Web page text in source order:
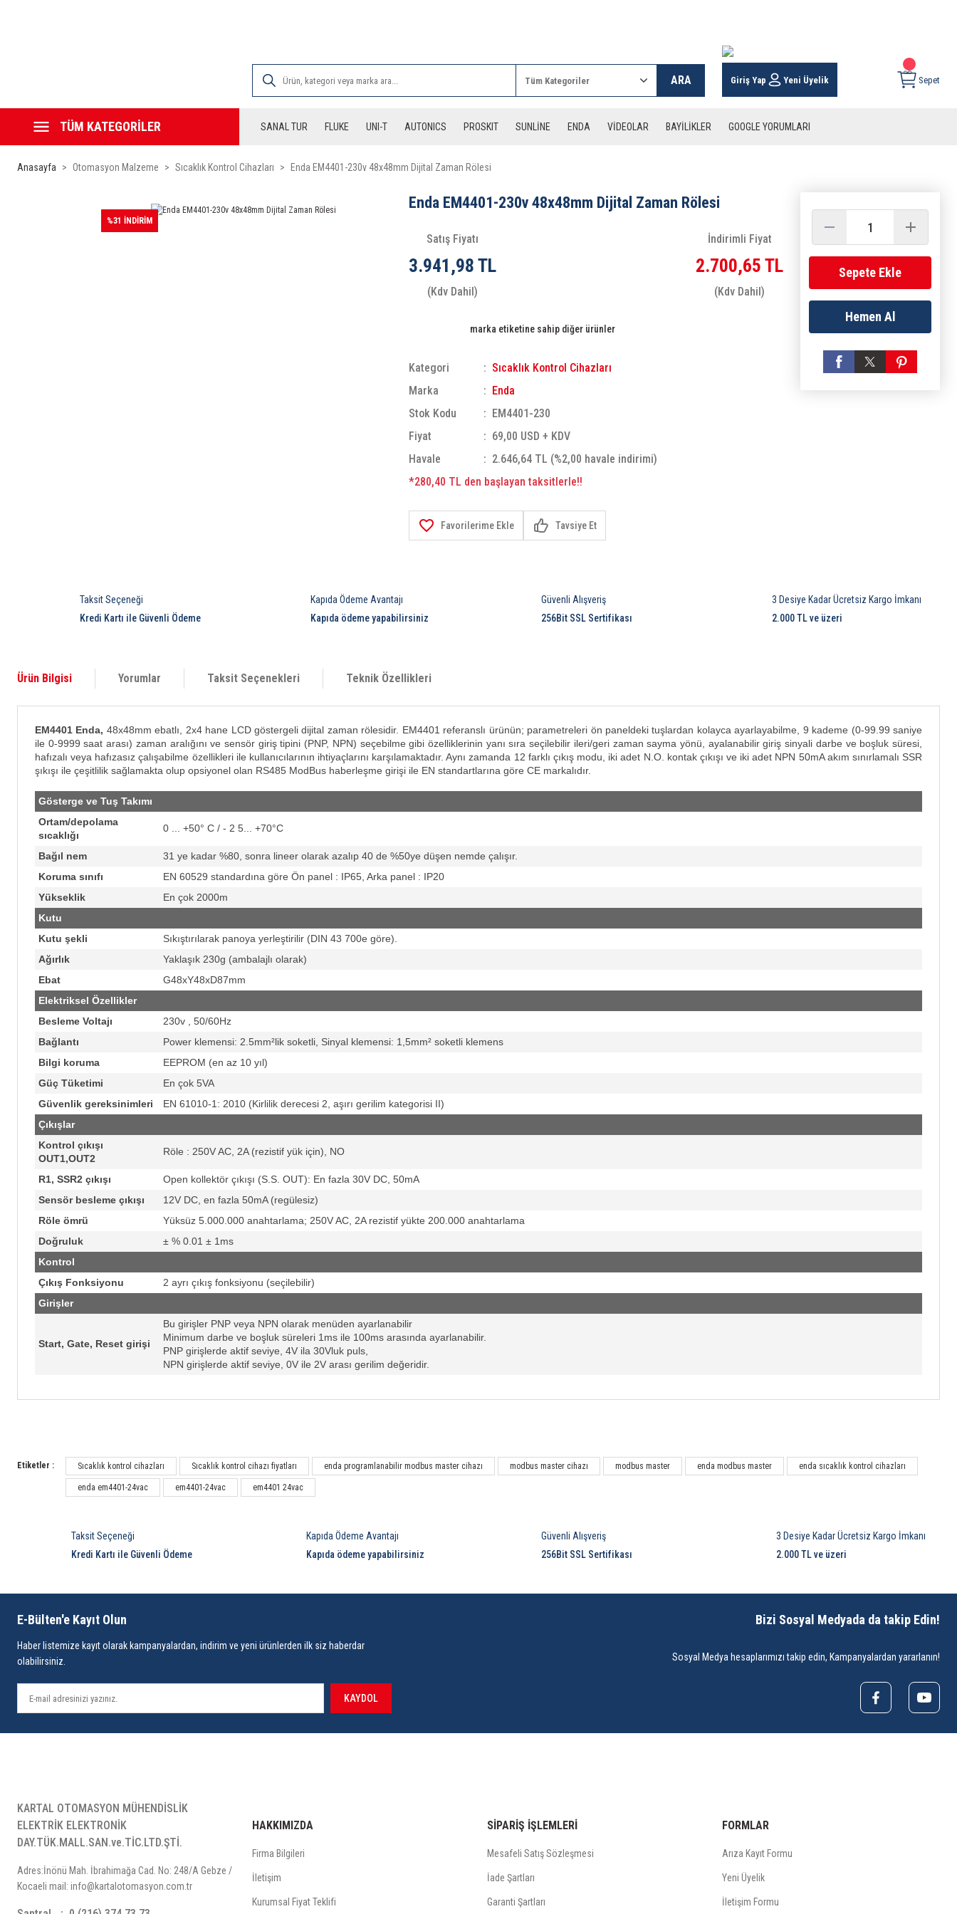
ARA Giriş Yap Yeni Üyelik Sepet
TÜM KATEGORİLER SANAL TUR FLUKE UNI-T AUTONICS PROSKIT SUNLİNE ENDA VİDEOLAR BAYİLİKLER GOOGLE YORUMLARI
Anasayfa Otomasyon Malzeme Sıcaklık Kontrol Cihazları Enda EM4401-230v 48x48mm Dijital Zaman Rölesi
%31 İNDİRİM
Enda EM4401-230v 48x48mm Dijital Zaman Rölesi
Satış Fiyatı
3.941,98 TL
(Kdv Dahil)
İndirimli Fiyat
2.700,65 TL
(Kdv Dahil)
marka etiketine sahip diğer ürünler
Kategori
Sıcaklık Kontrol Cihazları
Marka
Enda
Stok Kodu
EM4401-230
Fiyat
69,00 USD + KDV
Havale
2.646,64 TL (%2,00 havale indirimi)
*280,40 TL den başlayan taksitlerle!!
Tavsiye Et
Sepete Ekle
Hemen Al
3 Desiye Kadar Ücretsiz Kargo İmkanı
2.000 TL ve üzeri
Kapıda Ödeme Avantajı
Kapıda ödeme yapabilirsiniz
Güvenli Alışveriş
256Bit SSL Sertifikası
Taksit Seçeneği
Kredi Kartı ile Güvenli Ödeme
Ürün Bilgisi Yorumlar Taksit Seçenekleri Teknik Özellikleri
EM4401 Enda, 48x48mm ebatlı, 2x4 hane LCD göstergeli dijital zaman rölesidir. EM4401 referanslı ürünün; parametreleri ön paneldeki tuşlardan kolayca ayarlayabilme, 9 kademe (0-99.99 saniye
ile 0-9999 saat arası) zaman aralığını ve sensör giriş tipini (PNP, NPN) seçebilme gibi özelliklerinin yanı sıra seçilebilir ileri/geri zaman sayma yönü, ayalanabilir giriş sinyali darbe ve boşluk süresi,
hafızalı veya hafızasız çalışabilme özellikleri ile kullanıcılarının ihtiyaçlarını karşılamaktadır. Aynı zamanda 12 farklı çıkış modu, iki adet N.O. kontak çıkışı ve iki adet NPN 50mA akım sınırlamalı SSR
şıkışı ile çeşitlilik sağlamakta olup opsiyonel olan RS485 ModBus haberleşme girişi ile EN standartlarına göre CE markalıdır.
Gösterge ve Tuş Takımı
Ortam/depolama
sıcaklığı
0 ... +50° C / - 2 5... +70°C
Bağıl nem
31 ye kadar %80, sonra lineer olarak azalıp 40 de %50ye düşen nemde çalışır.
Koruma sınıfı
EN 60529 standardına göre Ön panel : IP65, Arka panel : IP20
Yükseklik
En çok 2000m
Kutu
Kutu şekli
Sıkıştırılarak panoya yerleştirilir (DIN 43 700e göre).
Ağırlık
Yaklaşık 230g (ambalajlı olarak)
Ebat
G48xY48xD87mm
Elektriksel Özellikler
Besleme Voltajı
230v , 50/60Hz
Bağlantı
Power klemensi: 2.5mm²lik soketli, Sinyal klemensi: 1,5mm² soketli klemens
Bilgi koruma
EEPROM (en az 10 yıl)
Güç Tüketimi
En çok 5VA
Güvenlik gereksinimleri
EN 61010-1: 2010 (Kirlilik derecesi 2, aşırı gerilim kategorisi II)
Çıkışlar
Kontrol çıkışı
OUT1,OUT2
Röle : 250V AC, 2A (rezistif yük için), NO
R1, SSR2 çıkışı
Open kollektör çıkışı (S.S. OUT): En fazla 30V DC, 50mA
Sensör besleme çıkışı
12V DC, en fazla 50mA (regülesiz)
Röle ömrü
Yüksüz 5.000.000 anahtarlama; 250V AC, 2A rezistif yükte 200.000 anahtarlama
Doğruluk
± % 0.01 ± 1ms
Kontrol
Çıkış Fonksiyonu
2 ayrı çıkış fonksiyonu (seçilebilir)
Girişler
Start, Gate, Reset girişi
Bu girişler PNP veya NPN olarak menüden ayarlanabilir
Minimum darbe ve boşluk süreleri 1ms ile 100ms arasında ayarlanabilir.
PNP girişlerde aktif seviye, 4V ila 30Vluk puls,
NPN girişlerde aktif seviye, 0V ile 2V arası gerilim değeridir.
Ortam/depolama sıcaklığı
Bağıl nem
Koruma sınıfı
Besleme voltajı
Güvenlik gereksinimleri
Montaj şekli
Ağırlık
Kutu malzemeleri
Yanıcı ve aşındırıcı gaz bulunmayan ortamlarda kullanılmalıdır.
0 ... +50°C/-25 ... 70°C
Sıkıştırılarak panoya yerleştirilir.
31°C'ye kadar %80, sonra lineer olarak azalıp 40°C’de %50'ye düşen nemde çalışır.
Arka panel : IP20
Yaklaşık 400 gram.
En çok 2000m
Kendi kendine sönen plastikler kullanılmıştır.
Solvent (tiner, benzin, asit v.s.) içeren veya aşındırıcı temizlik maddeleriyle cihaz silinmemelidir.
90-250V AC, 50/60Hz
Etiketler : Sıcaklık kontrol cihazları Sıcaklık kontrol cihazı fiyatları enda programlanabilir modbus master cihazı modbus master cihazı modbus master enda modbus master enda sıcaklık kontrol cihazları
enda em4401-24vac em4401-24vac em4401 24vac
3 Desiye Kadar Ücretsiz Kargo İmkanı
2.000 TL ve üzeri
Kapıda Ödeme Avantajı
Kapıda ödeme yapabilirsiniz
Güvenli Alışveriş
256Bit SSL Sertifikası
Taksit Seçeneği
Kredi Kartı ile Güvenli Ödeme
E-Bülten'e Kayıt Olun
Haber listemize kayıt olarak kampanyalardan, indirim ve yeni ürünlerden ilk siz haberdar
olabilirsiniz.
KAYDOL
Bizi Sosyal Medyada da takip Edin!
Sosyal Medya hesaplarımızı takip edin, Kampanyalardan yararlanın!
KARTAL OTOMASYON MÜHENDİSLİK
ELEKTRİK ELEKTRONİK
DAY.TÜK.MALL.SAN.ve.TİC.LTD.ŞTİ.
Adres:İnönü Mah. İbrahimağa Cad. No: 248/A Gebze /
Kocaeli mail: info@kartalotomasyon.com.tr
HAKKIMIZDA
Firma Bilgileri
İletişim
Kurumsal Fiyat Teklifi
SİPARİŞ İŞLEMLERİ
Mesafeli Satış Sözleşmesi
İade Şartları
Garanti Şartları
FORMLAR
Arıza Kayıt Formu
Yeni Üyelik
İletişim Formu